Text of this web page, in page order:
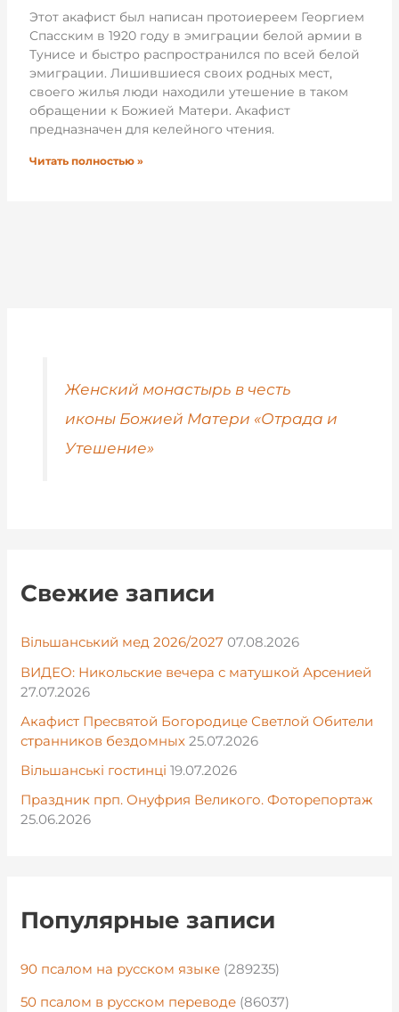
Этот акафист был написан протоиереем Георгием
Спасским в 1920 году в эмиграции белой армии в
Тунисе и быстро распространился по всей белой
эмиграции. Лишившиеся своих родных мест,
своего жилья люди находили утешение в таком
обращении к Божией Матери. Акафист
предназначен для келейного чтения.
Читать полностью »
Женский монастырь в честь
иконы Божией Матери «Отрада и
Утешение»
Свежие записи
Вільшанський мед 2026/2027 07.08.2026
ВИДЕО: Никольские вечера с матушкой Арсенией
27.07.2026
Акафист Пресвятой Богородице Светлой Обители
странников бездомных 25.07.2026
Вільшанські гостинці 19.07.2026
Праздник прп. Онуфрия Великого. Фоторепортаж
25.06.2026
Популярные записи
90 псалом на русском языке (289235)
50 псалом в русском переводе (86037)